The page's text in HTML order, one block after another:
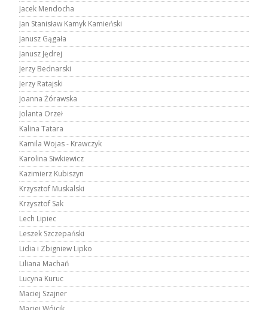
Jacek Mendocha
Jan Stanisław Kamyk Kamieński
Janusz Gągała
Janusz Jędrej
Jerzy Bednarski
Jerzy Ratajski
Joanna Żórawska
Jolanta Orzeł
Kalina Tatara
Kamila Wojas - Krawczyk
Karolina Siwkiewicz
Kazimierz Kubiszyn
Krzysztof Muskalski
Krzysztof Sak
Lech Lipiec
Leszek Szczepański
Lidia i Zbigniew Lipko
Liliana Machań
Lucyna Kuruc
Maciej Szajner